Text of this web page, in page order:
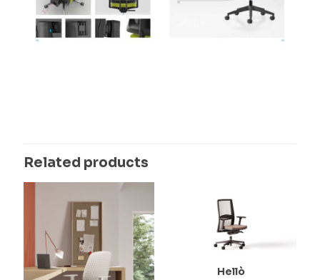
Related products
Hellò